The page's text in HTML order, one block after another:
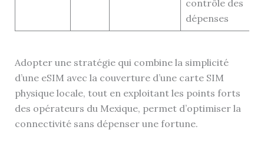
contrôle des
dépenses
Adopter une stratégie qui combine la simplicité
d’une eSIM avec la couverture d’une carte SIM
physique locale, tout en exploitant les points forts
des opérateurs du Mexique, permet d’optimiser la
connectivité sans dépenser une fortune.